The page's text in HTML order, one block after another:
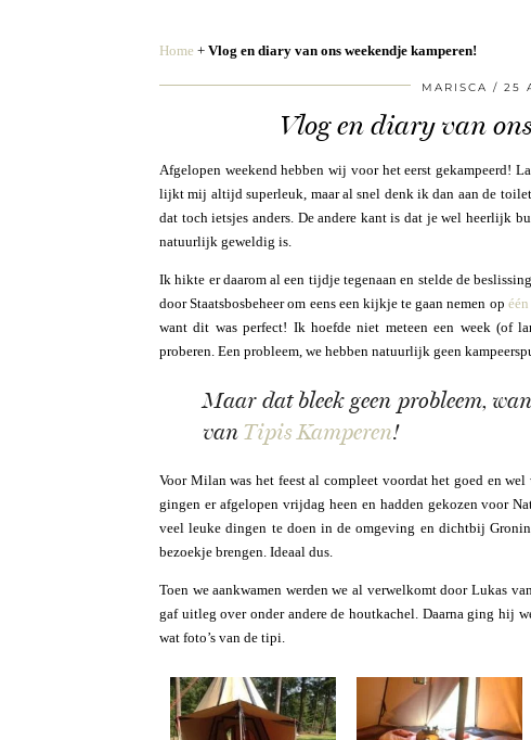
Home + Vlog en diary van ons weekendje kamperen!
MARISCA 25
Vlog en diary van
Afgelopen weekend hebben wij voor het eerst gekampeerd!
lijkt mij altijd superleuk, maar al snel denk ik dan aan de
dat toch ietsjes anders. De andere kant is dat je wel heerlijk
natuurlijk geweldig is.
Ik hikte er daarom al een tijdje tegenaan en stelde de
door Staatsbosbeheer om eens een kijkje te gaan nemen op
want dit was perfect! Ik hoefde niet meteen een week (of
proberen. Een probleem, we hebben natuurlijk geen
Maar dat bleek geen probleem,
van Tipis Kamperen!
Voor Milan was het feest al compleet voordat het goed en
gingen er afgelopen vrijdag heen en hadden gekozen voor
veel leuke dingen te doen in de omgeving en dichtbij
bezoekje brengen. Ideaal dus.
Toen we aankwamen werden we al verwelkomt door Lukas
gaf uitleg over onder andere de houtkachel. Daarna ging hij
wat foto’s van de tipi.